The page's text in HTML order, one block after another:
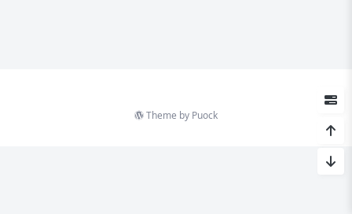
Theme by Puock